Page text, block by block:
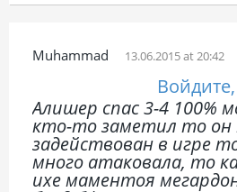
Muhammad 13.06.2015 at 20:42
Алишер спас 3-4 100%
кто-то заметил то он
задействован в игре
много атаковала, то
ихе маментоя